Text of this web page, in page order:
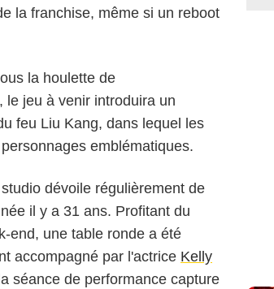
la franchise, même si un reboot
la houlette de
, le jeu à venir introduira un
feu Liu Kang, dans lequel les
emblématiques.
dévoile régulièrement de
il y a 31 ans. Profitant du
end, une table ronde a été
accompagné par l'actrice Kelly
séance de performance capture